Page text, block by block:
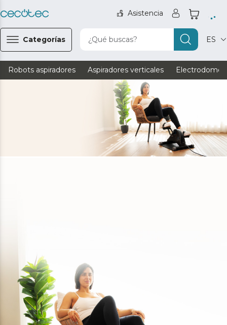
Asistencia
Categorías ¿Qué buscas? ES
Robots aspiradores Aspiradores verticales